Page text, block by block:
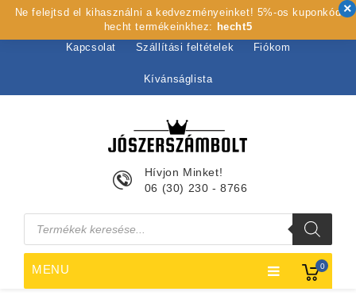
Kezdőlap Rólunk Webshop Szolgáltatások
Kapcsolat Szállítási feltételek Fiókom
Kívánságlista
0
Hívjon Minket!
06 (30) 230 - 8766
Products
search
MENU
Ne felejtsd el kihasználni a kedvezményeinket! 5%-os kuponkód
hecht termékeinkhez: hecht5